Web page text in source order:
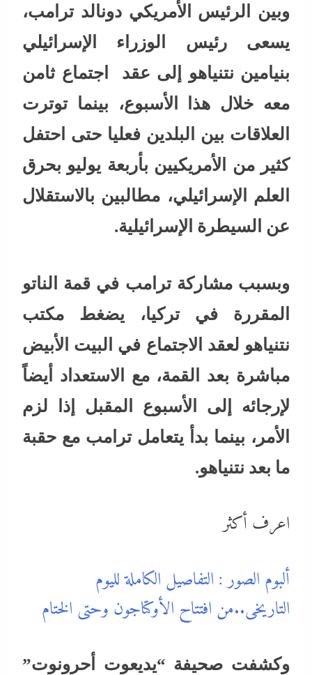
وبين الرئيس الأمريكي دونالد ترامب،
يسعى رئيس الوزراء الإسرائيلي
بنيامين نتنياهو إلى عقد اجتماع ثامن
معه خلال هذا الأسبوع، بينما توترت
العلاقات بين البلدين فعليا حتى احتفل
كثير من الأمريكيين بأربعة يوليو بحرق
العلم الإسرائيلي، مطالبين بالاستقلال
عن السيطرة الإسرائيلية.
وبسبب مشاركة ترامب في قمة الناتو
المقررة في تركيا، يضغط مكتب
نتنياهو لعقد الاجتماع في البيت الأبيض
مباشرة بعد القمة، مع الاستعداد أيضاً
لإرجائه إلى الأسبوع المقبل إذا لزم
الأمر، بينما بدأ يتعامل ترامب مع حقبة
ما بعد نتنياهو.
اعرف أكثر
ألبوم الصور : التفاصيل الكاملة لليوم
التاريخى..من افتتاح الأوكتاجون وحتى الختام
وكشفت صحيفة “يديعوت أحرونوت”